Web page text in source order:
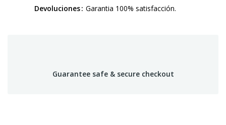
Devoluciones Garantia 100% satisfacción.
Guarantee safe & secure checkout